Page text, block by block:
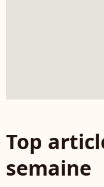
Top
semaine